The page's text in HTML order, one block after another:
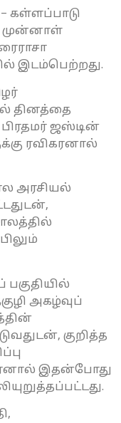
கள்ளப்பாடு
முன்னாள்
இடம்பெற்றது.
தினத்தை
ஜஸ்டின்
ரவிகரனால்
அரசியல்
அகழ்வுப்
குறித்த
இதன்போது